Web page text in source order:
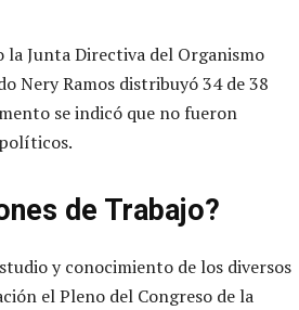
la Junta Directiva del Organismo
Nery Ramos distribuyó 34 de 38
se indicó que no fueron
de Trabajo?
y conocimiento de los diversos
el Pleno del Congreso de la